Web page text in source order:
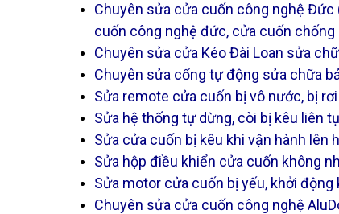
Chuyên sửa cửa cuốn công nghệ
cuốn công nghệ đức, cửa cuốn chống
Chuyên sửa cửa Kéo Đài Loan sửa
Chuyên sửa cổng tự động sửa chữa
Sửa remote cửa cuốn bị vô nước, bị
Sửa hệ thống tự dừng, còi bị kêu liên
Sửa cửa cuốn bị kêu khi vận hành lên
Sửa hộp điều khiển cửa cuốn không
Sửa motor cửa cuốn bị yếu, khởi
Chuyên sửa cửa cuốn công nghệ